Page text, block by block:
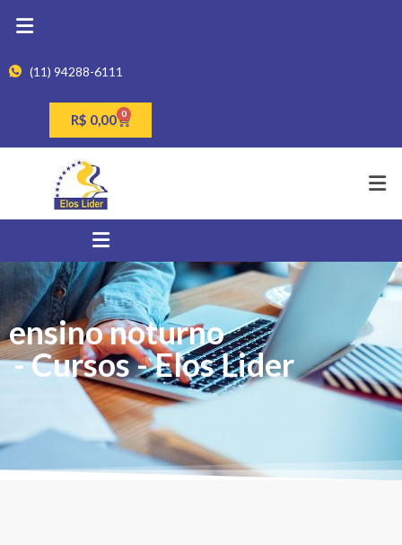
(11) 94288-6111
R$ 0,00 0
ensino noturno
- Cursos - Elos Lider